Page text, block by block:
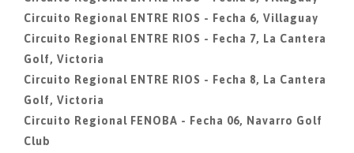
Circuito Regional ENTRE RIOS - Fecha 6, Villaguay
Circuito Regional ENTRE RIOS - Fecha 7, La Cantera
Golf, Victoria
Circuito Regional ENTRE RIOS - Fecha 8, La Cantera
Golf, Victoria
Circuito Regional FENOBA - Fecha 06, Navarro Golf
Club